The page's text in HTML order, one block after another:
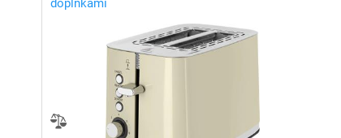
doplnkami